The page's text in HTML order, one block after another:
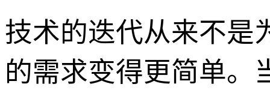
技术的迭代从来不是
的需求变得更简单。